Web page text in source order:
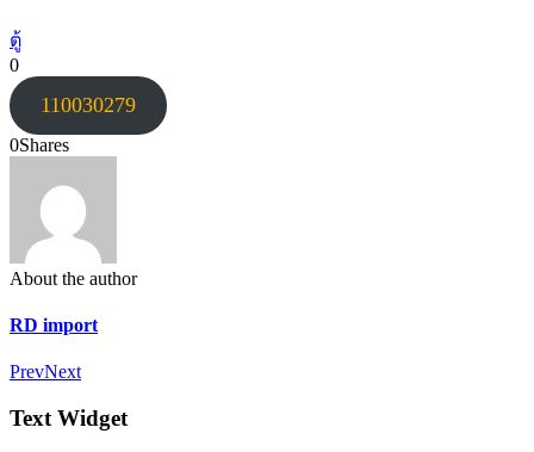
ตู้
0
110030279
0Shares
About the author
RD import
PrevNext
Text Widget